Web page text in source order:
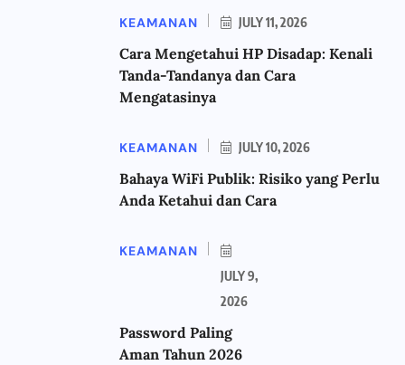
KEAMANAN JULY 11, 2026
Cara Mengetahui HP Disadap: Kenali
Tanda-Tandanya dan Cara
Mengatasinya
KEAMANAN JULY 10, 2026
Bahaya WiFi Publik: Risiko yang Perlu
Anda Ketahui dan Cara
KEAMANAN
JULY 9,
2026
Password Paling
Aman Tahun 2026